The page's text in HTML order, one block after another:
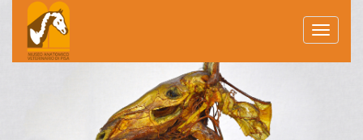
Toggle